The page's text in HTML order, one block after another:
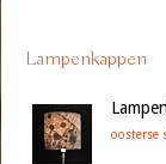
Lampenkappen
oosterse